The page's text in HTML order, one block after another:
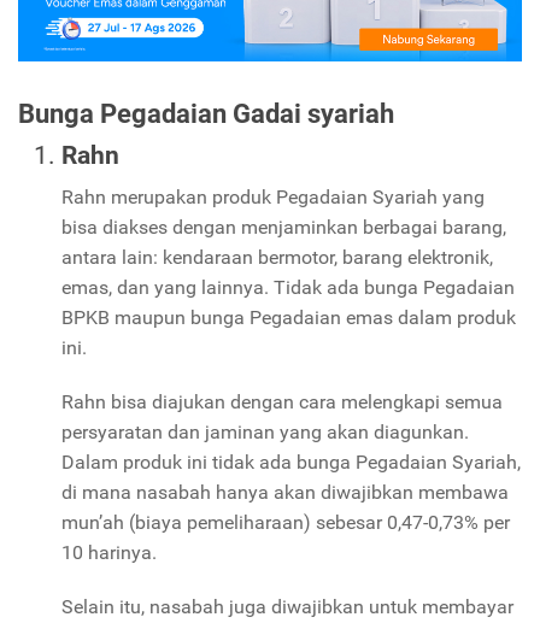
Bunga Pegadaian Gadai syariah
Rahn
Rahn merupakan produk Pegadaian Syariah yang
bisa diakses dengan menjaminkan berbagai barang,
antara lain: kendaraan bermotor, barang elektronik,
emas, dan yang lainnya. Tidak ada bunga Pegadaian
BPKB maupun bunga Pegadaian emas dalam produk
ini.
Rahn bisa diajukan dengan cara melengkapi semua
persyaratan dan jaminan yang akan diagunkan.
Dalam produk ini tidak ada bunga Pegadaian Syariah,
di mana nasabah hanya akan diwajibkan membawa
mun’ah (biaya pemeliharaan) sebesar 0,47-0,73% per
10 harinya.
Selain itu, nasabah juga diwajibkan untuk membayar